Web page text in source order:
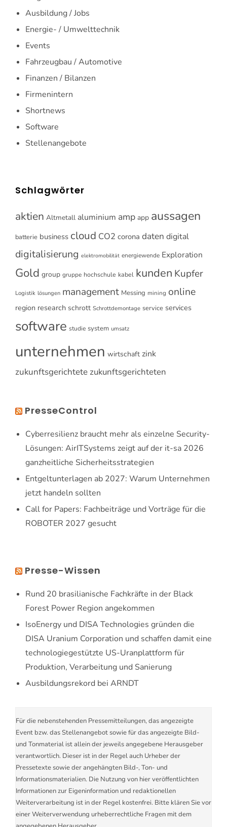
Ausbildung / Jobs
Energie- / Umwelttechnik
Events
Fahrzeugbau / Automotive
Finanzen / Bilanzen
Firmenintern
Shortnews
Software
Stellenangebote
Schlagwörter
aktien Altmetall aluminium amp app aussagen
batterie business cloud CO2 corona daten digital
digitalisierung elektromobilität energiewende Exploration
Gold group gruppe hochschule kabel kunden Kupfer
Logistik lösungen management Messing mining online
region research schrott Schrottdemontage service services
software studie system umsatz
unternehmen wirtschaft zink
zukunftsgerichtete zukunftsgerichteten
PresseControl
Cyberresilienz braucht mehr als einzelne Security-
Lösungen: AirITSystems zeigt auf der it-sa 2026
ganzheitliche Sicherheitsstrategien
Entgeltunterlagen ab 2027: Warum Unternehmen
jetzt handeln sollten
Call for Papers: Fachbeiträge und Vorträge für die
ROBOTER 2027 gesucht
Presse-Wissen
Rund 20 brasilianische Fachkräfte in der Black
Forest Power Region angekommen
IsoEnergy und DISA Technologies gründen die
DISA Uranium Corporation und schaffen damit eine
technologiegestützte US-Uranplattform für
Produktion, Verarbeitung und Sanierung
Ausbildungsrekord bei ARNDT
Für die nebenstehenden Pressemitteilungen, das angezeigte
Event bzw. das Stellenangebot sowie für das angezeigte Bild-
und Tonmaterial ist allein der jeweils angegebene Herausgeber
verantwortlich. Dieser ist in der Regel auch Urheber der
Pressetexte sowie der angehängten Bild-, Ton- und
Informationsmaterialien. Die Nutzung von hier veröffentlichten
Informationen zur Eigeninformation und redaktionellen
Weiterverarbeitung ist in der Regel kostenfrei. Bitte klären Sie vor
einer Weiterverwendung urheberrechtliche Fragen mit dem